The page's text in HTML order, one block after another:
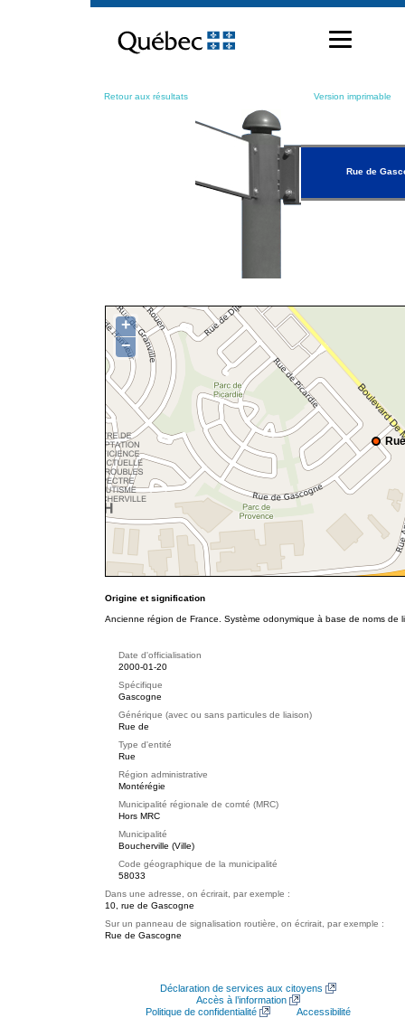
contenu
Retour aux résultats Version imprimable
Rue de
+
−
Origine et signification
Ancienne région de France. Système odonymique à base de noms de
Date d'officialisation
2000-01-20
Spécifique
Gascogne
Générique (avec ou sans particules de liaison)
Rue de
Type d'entité
Rue
Région administrative
Montérégie
Municipalité régionale de comté (MRC)
Hors MRC
Municipalité
Boucherville (Ville)
Code géographique de la municipalité
58033
Dans une adresse, on écrirait, par exemple :
10, rue de Gascogne
Sur un panneau de signalisation routière, on écrirait, par exemple :
Rue de Gascogne
Déclaration de services aux citoyens
Accès à l’information
Politique de confidentialité
Accessibilité